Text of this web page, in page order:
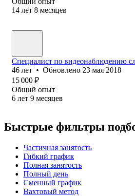
14 лет 8 месяцев
Специалист по видеонаблюдению
46 лет • Обновлено 23 мая 2018
15 000 ₽
Общий опыт
6 лет 9 месяцев
Быстрые фильтры
Частичная занятость
Гибкий график
Полная занятость
Полный день
Сменный график
Вахтовый метод